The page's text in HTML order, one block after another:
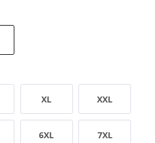
XL XXL
6XL 7XL